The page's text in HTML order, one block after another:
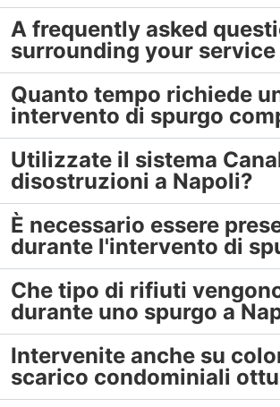
A frequently asked
surrounding your service
Quanto tempo richiede
intervento di spurgo
Utilizzate il sistema
disostruzioni a Napoli?
È necessario essere
durante l'intervento di
Che tipo di rifiuti
durante uno spurgo a
Intervenite anche su
scarico condominiali